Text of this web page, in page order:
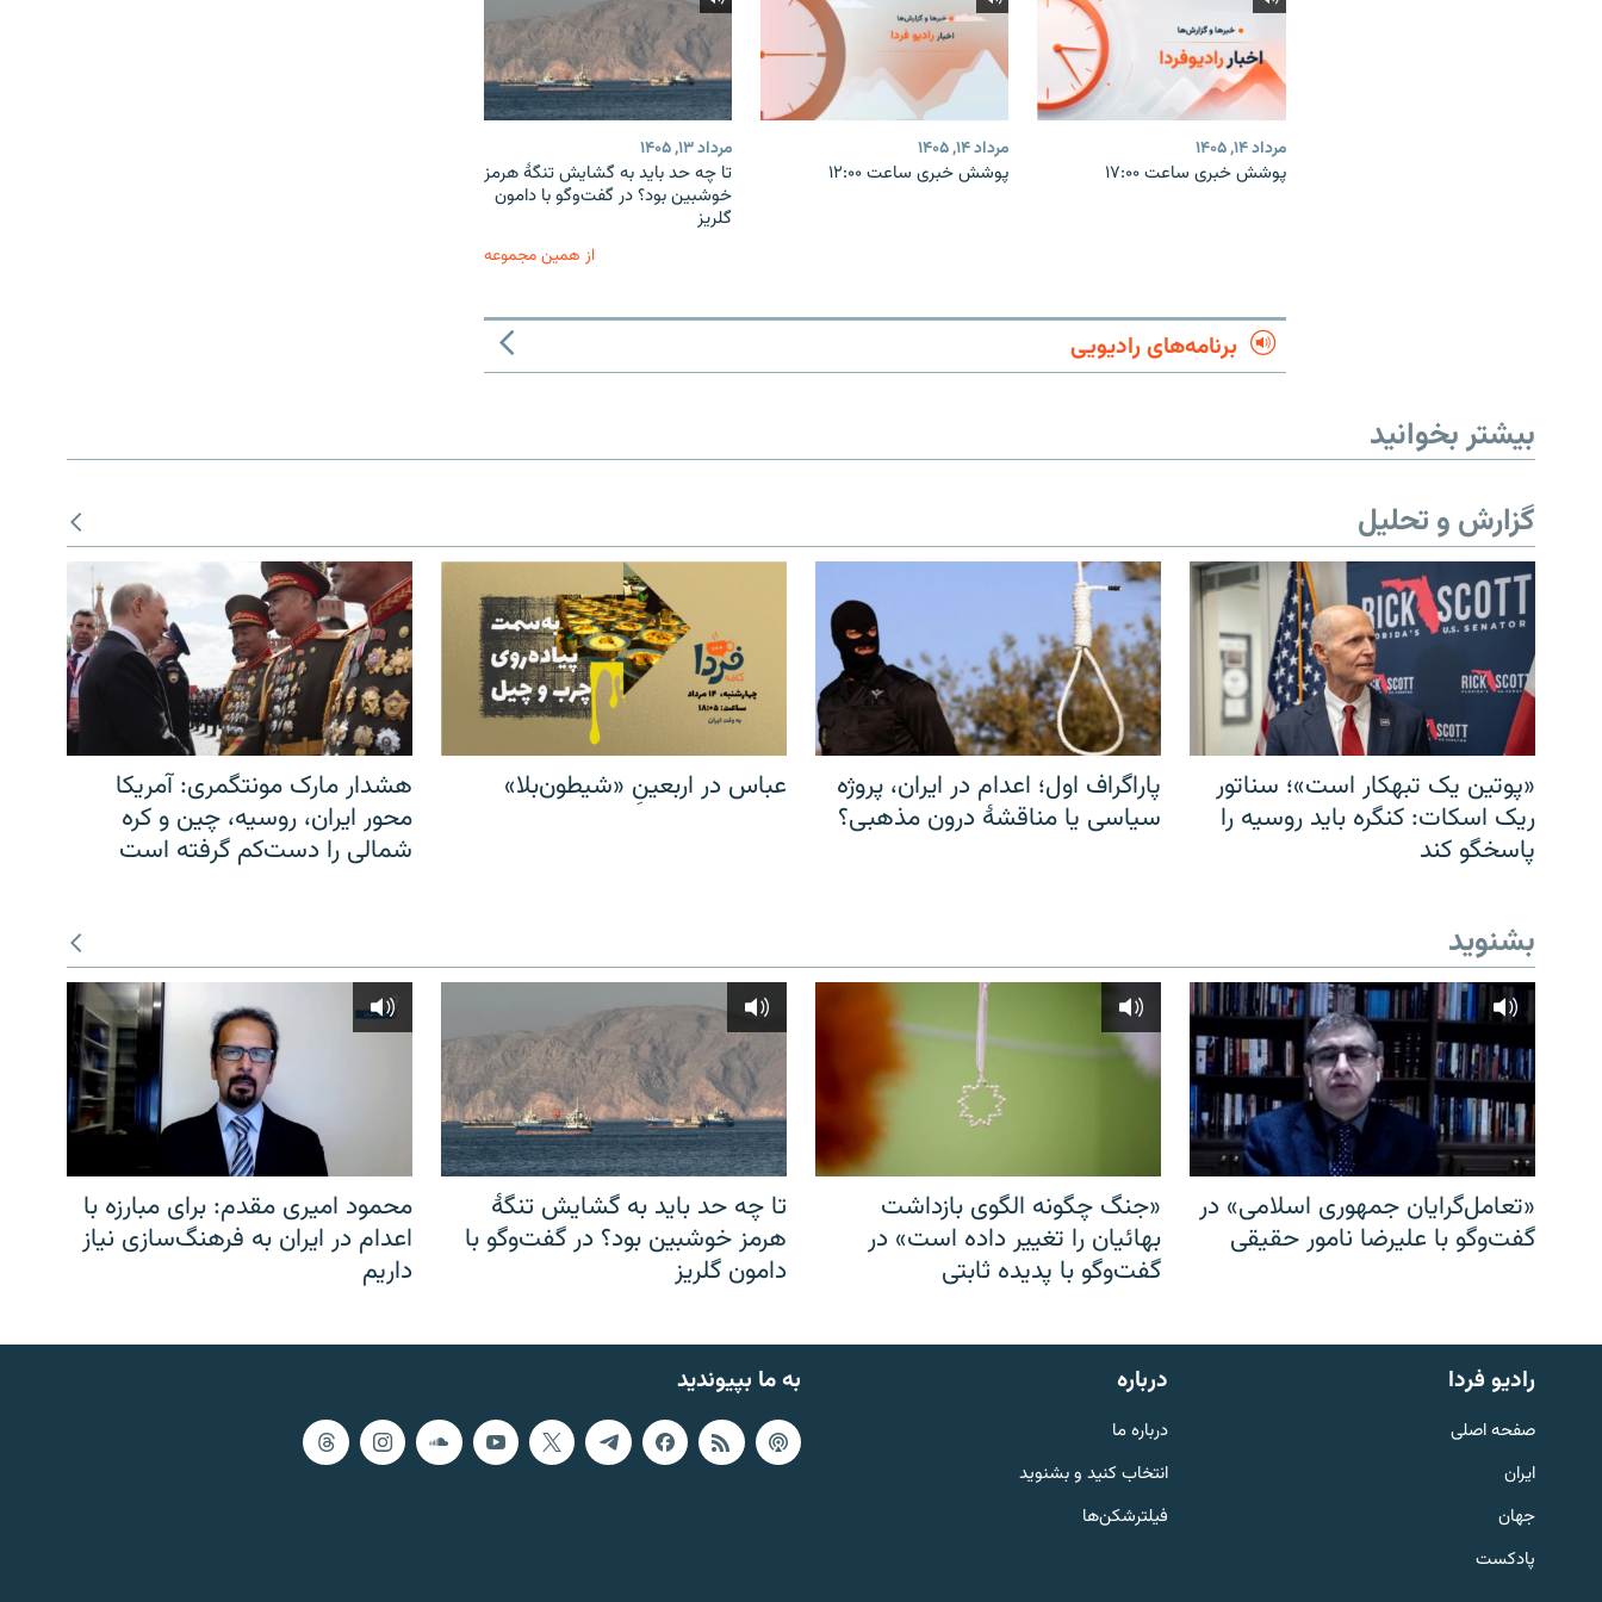
English
به ما بپیوندید
مرداد ۱۴, ۱۴۰۵
پوشش خبری ساعت ۱۷:۰۰
مرداد ۱۴, ۱۴۰۵
پوشش خبری ساعت ۱۲:۰۰
مرداد ۱۳, ۱۴۰۵
تا چه حد باید به گشایش تنگهٔ هرمز
خوشبین بود؟ در گفت‌وگو با دامون
گلریز
از همین مجموعه
برنامه‌های رادیویی
بیشتر بخوانید
گزارش و تحلیل
«پوتین یک تبهکار است»؛ سناتور
ریک اسکات: کنگره باید روسیه را
پاسخگو کند
پاراگراف اول؛ اعدام در ایران، پروژه
سیاسی یا مناقشهٔ درون مذهبی؟
عباس در اربعینِ «شیطون‌بلا»
هشدار مارک مونتگمری: آمریکا
محور ایران، روسیه، چین و کره
شمالی را دست‌کم گرفته است
بشنوید
«تعامل‌گرایان جمهوری اسلامی» در
گفت‌وگو با علیرضا نامور حقیقی
«جنگ چگونه الگوی بازداشت
بهائیان را تغییر داده است» در
گفت‌وگو با پدیده ثابتی
تا چه حد باید به گشایش تنگهٔ
هرمز خوشبین بود؟ در گفت‌وگو با
دامون گلریز
محمود امیری مقدم: برای مبارزه با
اعدام در ایران به فرهنگ‌سازی نیاز
داریم
به ما بپیوندید رادیو فردا
صفحه اصلی
ایران
جهان
پادکست
درباره
درباره ما
انتخاب کنید و بشنوید
فیلترشکن‌ها